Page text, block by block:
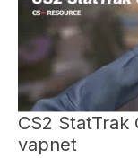
CS2
vapnet